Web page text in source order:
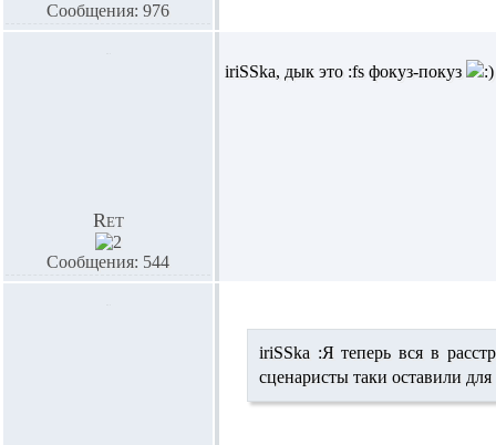
Сообщения: 976
Ret
Сообщения: 544
iriSSka, дык это :fs фокуз-покуз
iriSSka :Я теперь вся в
сценаристы таки оставили